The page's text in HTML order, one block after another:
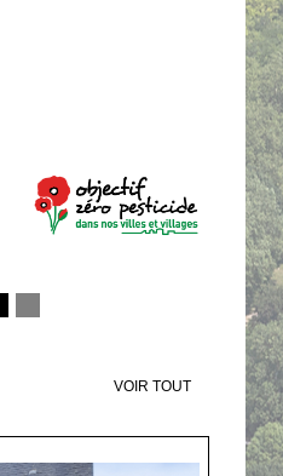
VOIR TOUT